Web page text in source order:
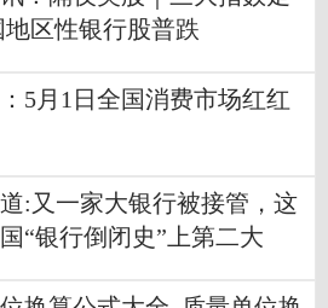
地区性银行股普跌
5月1日全国消费市场红红
:又一家大银行被接管，这
“银行倒闭史”上第二大